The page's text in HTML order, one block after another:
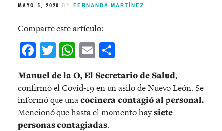
MAYO 5, 2020 BY FERNANDA MARTÍNEZ
Comparte este artículo:
Facebook
Twitter
WhatsApp
Email
Manuel de la O, El Secretario de Salud,
confirmó el Covid-19 en un asilo de Nuevo León. Se
informó que unacocinera contagió al personal.
Mencionó que hasta el momento haysiete
personas contagiadas.